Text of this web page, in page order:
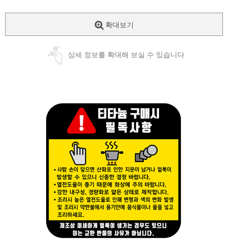
확대보기
상세 정보를 확대해 보실 수 있습니다